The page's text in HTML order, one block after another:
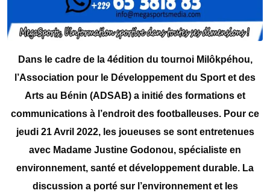
Dans le cadre de la 4édition du tournoi Milôkpéhou,
l’Association pour le Développement du Sport et des
Arts au Bénin (ADSAB) a initié des formations et
communications à l’endroit des footballeuses. Pour ce
jeudi 21 Avril 2022, les joueuses se sont entretenues
avec Madame Justine Godonou, spécialiste en
environnement, santé et développement durable. La
discussion a porté sur l’environnement et les